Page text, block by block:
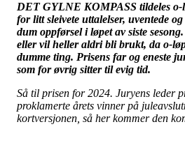
DET GYLNE KOMPASS tildeles o-
for litt sleivete uttalelser, uventede
dum oppførsel i løpet av siste
eller vil heller aldri bli brukt, da o-
dumme ting. Prisens far og eneste
som for øvrig sitter til evig tid.
Så til prisen for 2024. Juryens leder
proklamerte årets vinner på
kortversjonen, så her kommer den